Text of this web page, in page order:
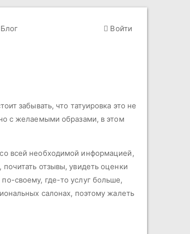
Блог Войти
забывать, что татуировка это не
с желаемыми образами, в этом
всей необходимой информацией,
отзывы, увидеть оценки
своему, где-то услуг больше,
салонах, поэтому жалеть